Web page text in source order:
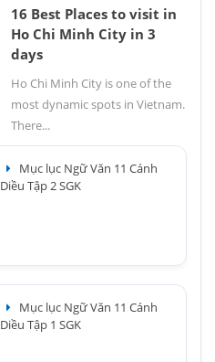
16 Best Places to visit in
Ho Chi Minh City in 3
days
Ho Chi Minh City is one of the
most dynamic spots in Vietnam.
There...
Mục lục Ngữ Văn 11 Cánh
Diều Tập 2 SGK
Mục lục Ngữ Văn 11 Cánh
Diều Tập 1 SGK